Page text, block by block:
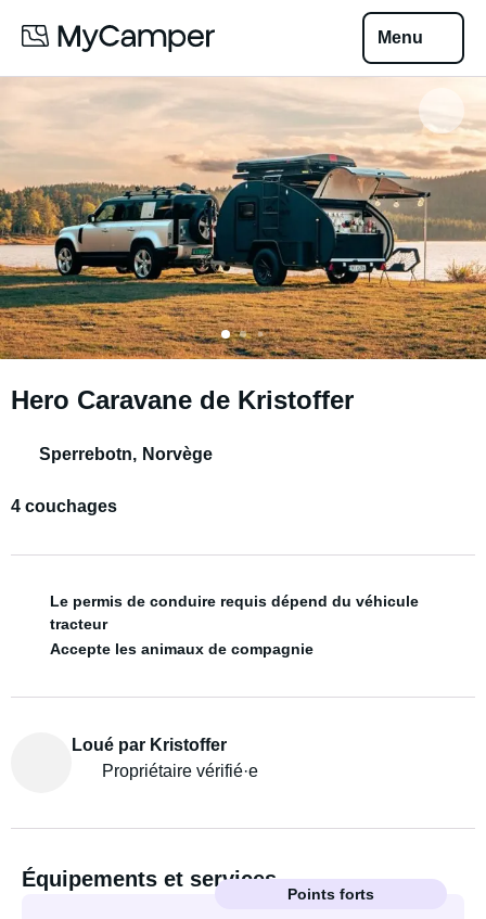
Menu
Hero Caravane de Kristoffer
Sperrebotn, Norvège
4 couchages
Le permis de conduire requis dépend du véhicule
tracteur
Accepte les animaux de compagnie
Loué par Kristoffer
Propriétaire vérifié·e
Équipements et services
Points forts